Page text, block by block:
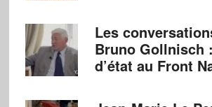
Les
Bruno Gollnisch
d’état au Front